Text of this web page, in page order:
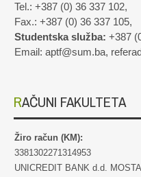
Tel.: +387 (0) 36 337 102,
Fax.: +387 (0) 36 337 105,
Studentska služba: +387
Email: aptf@sum.ba,
RAČUNI FAKULTETA
Žiro račun (KM):
3381302271314953
UNICREDIT BANK d.d.